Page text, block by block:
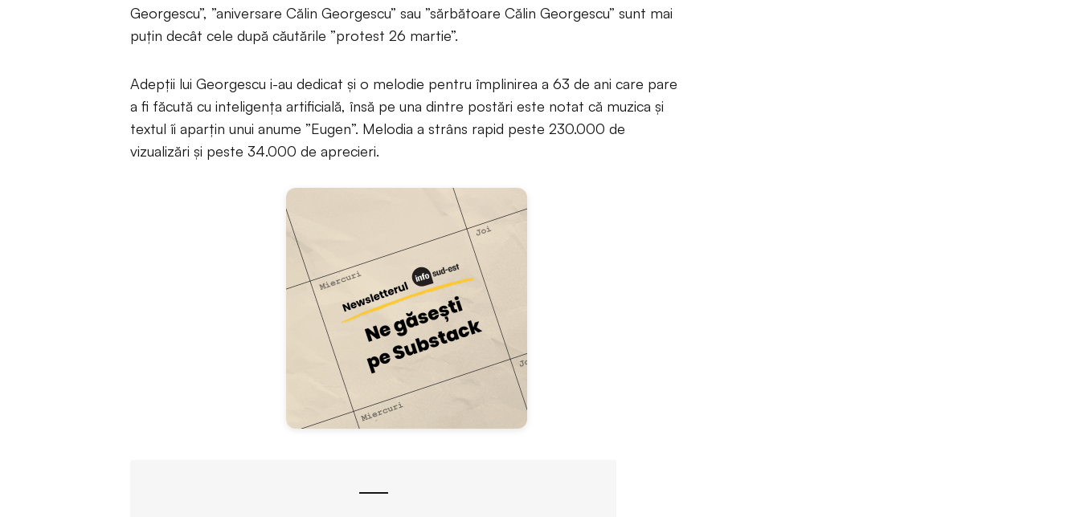
Georgescu”, ”aniversare Călin Georgescu” sau ”sărbătoare Călin Georgescu” sunt mai
puțin decât cele după căutările ”protest 26 martie”.
Adepții lui Georgescu i-au dedicat și o melodie pentru împlinirea a 63 de ani care pare
a fi făcută cu inteligența artificială, însă pe una dintre postări este notat că muzica și
textul îi aparțin unui anume ”Eugen”. Melodia a strâns rapid peste 230.000 de
vizualizări și peste 34.000 de aprecieri.